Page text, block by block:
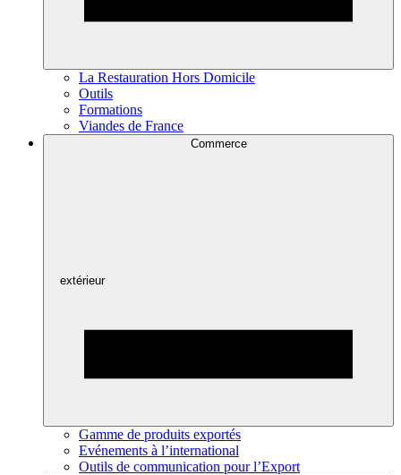
La Restauration Hors Domicile
Outils
Formations
Viandes de France
Commerce
extérieur
Gamme de produits exportés
Evénements à l’international
Outils de communication pour l’Export